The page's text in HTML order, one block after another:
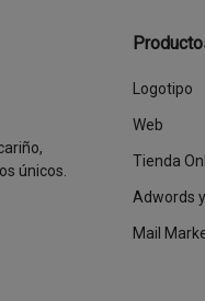
únicos.
Logotipo
Web
Tienda
Adwords
Mail